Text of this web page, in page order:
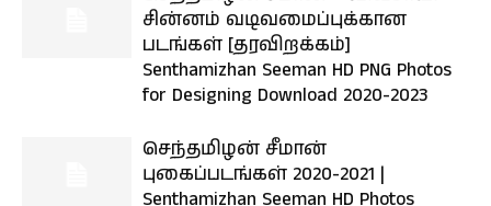
சின்னம் வடிவமைப்புக்கான
படங்கள் [தரவிறக்கம்]
Senthamizhan Seeman HD PNG Photos
for Designing Download 2020-2023
செந்தமிழன் சீமான்
புகைப்படங்கள் 2020-2021 |
Senthamizhan Seeman HD Photos